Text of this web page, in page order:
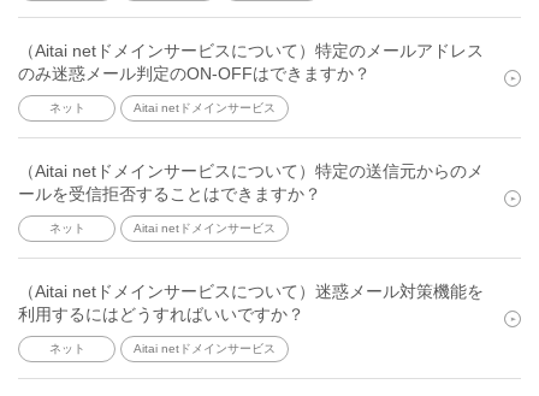
（Aitai netドメインサービスについて）特定のメールアドレス
のみ迷惑メール判定のON-OFFはできますか？
ネット Aitai netドメインサービス
（Aitai netドメインサービスについて）特定の送信元からのメ
ールを受信拒否することはできますか？
ネット Aitai netドメインサービス
（Aitai netドメインサービスについて）迷惑メール対策機能を
利用するにはどうすればいいですか？
ネット Aitai netドメインサービス